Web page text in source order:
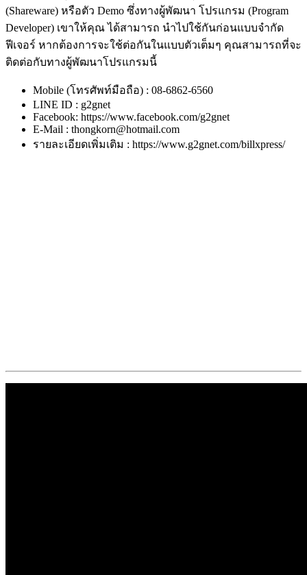
(Shareware) หรือตัว Demo ซึ่งทางผู้พัฒนา โปรแกรม (Program
Developer) เขาให้คุณ ได้สามารถ นำไปใช้กันก่อนแบบจำกัด
ฟีเจอร์ หากต้องการจะใช้ต่อกันในแบบตัวเต็มๆ คุณสามารถที่จะ
ติดต่อกับทางผู้พัฒนาโปรแกรมนี้
Mobile (โทรศัพท์มือถือ) : 08-6862-6560
LINE ID : g2gnet
Facebook: https://www.facebook.com/g2gnet
E-Mail : thongkorn@hotmail.com
รายละเอียดเพิ่มเติม : https://www.g2gnet.com/billxpress/